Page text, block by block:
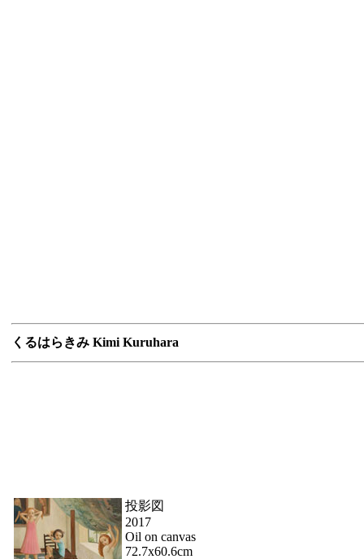
くるはらきみ Kimi Kuruhara
投影図
2017
Oil on canvas
72.7x60.6cm